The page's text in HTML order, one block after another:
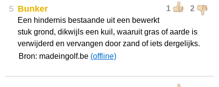
5 1 2
Bunker
Een hindernis bestaande uit een bewerkt
stuk grond, dikwijls een kuil, waaruit gras of aarde is
verwijderd en vervangen door zand of iets dergelijks.
Bron: madeingolf.be (offline)